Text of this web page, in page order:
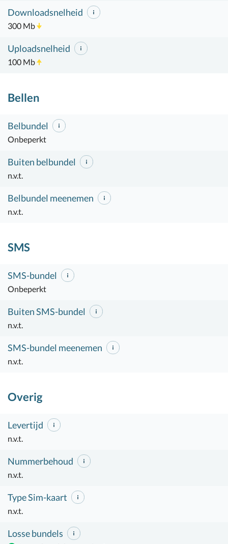
Downloadsnelheid
300 Mb
Uploadsnelheid
100 Mb
Bellen
Belbundel
Onbeperkt
Buiten belbundel
n.v.t.
Belbundel meenemen
n.v.t.
SMS
SMS-bundel
Onbeperkt
Buiten SMS-bundel
n.v.t.
SMS-bundel meenemen
n.v.t.
Overig
Levertijd
n.v.t.
Nummerbehoud
n.v.t.
Type Sim-kaart
n.v.t.
Losse bundels